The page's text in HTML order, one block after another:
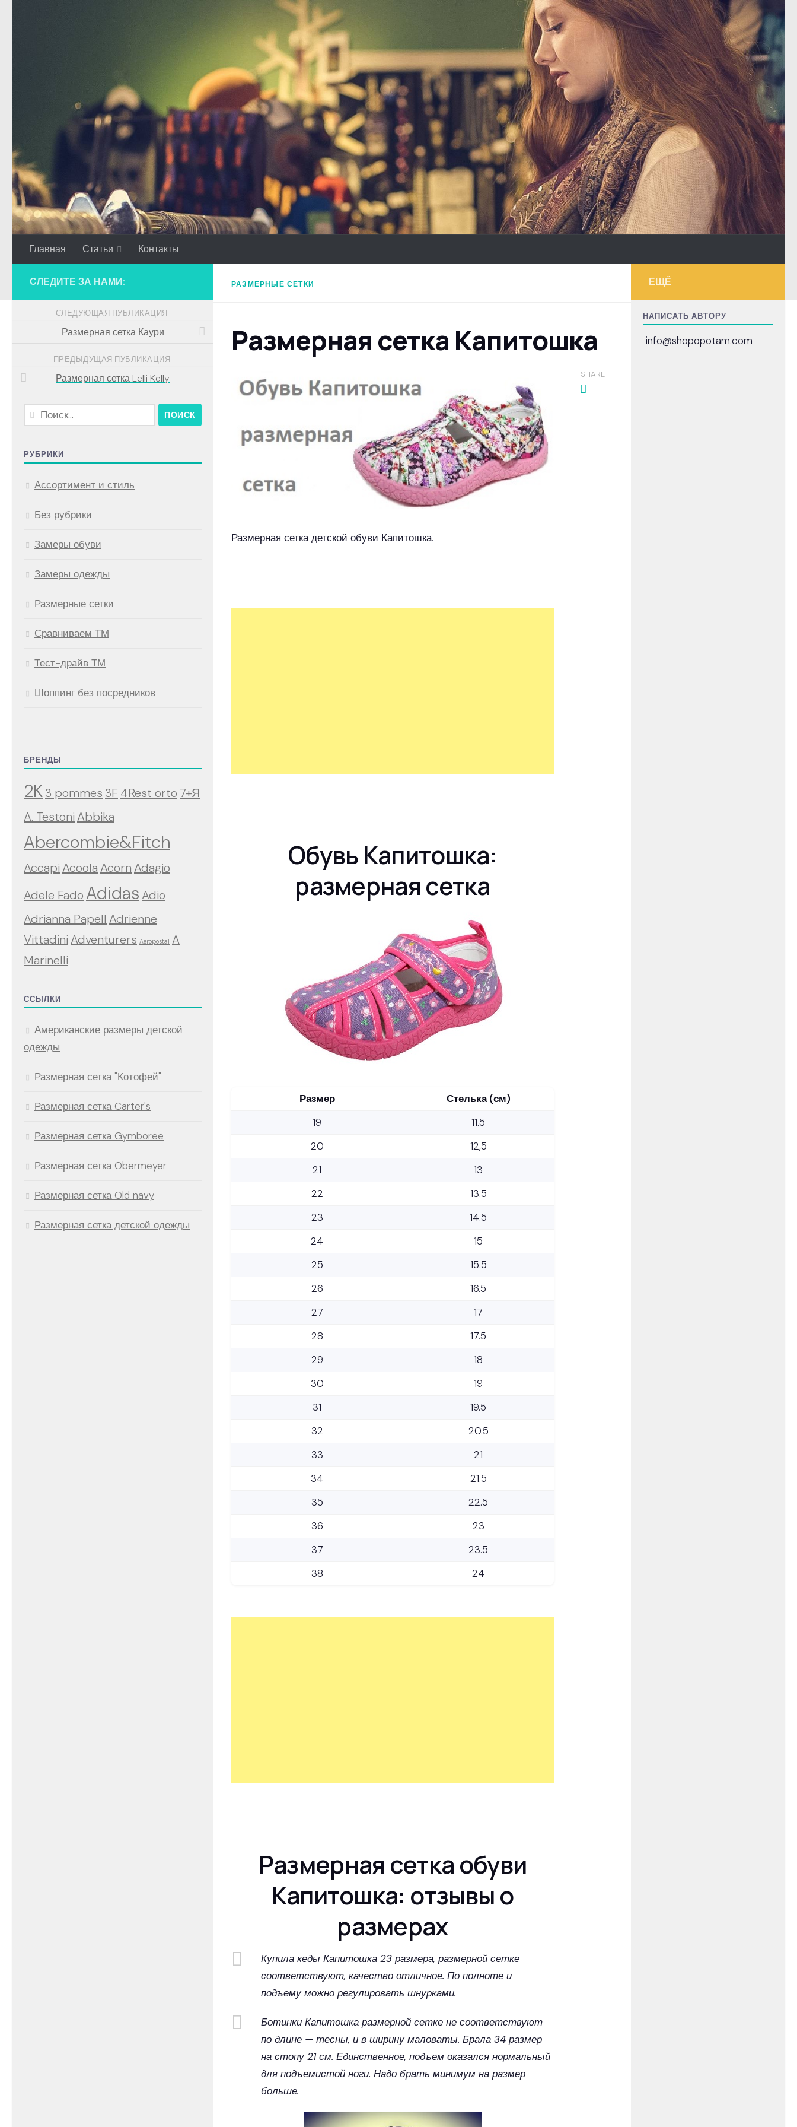
Главная Статьи Контакты
РАЗМЕРНЫЕ СЕТКИ
Размерная сетка Капитошка
Размерная сетка детской обуви Капитошка.
Обувь Капитошка:
размерная сетка
Размер
Стелька (см)
19
11.5
20
12,5
21
13
22
13.5
23
14.5
24
15
25
15.5
26
16.5
27
17
28
17.5
29
18
30
19
31
19.5
32
20.5
33
21
34
21.5
35
22.5
36
23
37
23.5
38
24
Размерная сетка обуви
Капитошка: отзывы о
размерах
Купила кеды Капитошка 23 размера, размерной сетке
соответствуют, качество отличное. По полноте и
подъему можно регулировать шнурками.
Ботинки Капитошка размерной сетке не соответствуют
по длине — тесны, и в ширину маловаты. Брала 34 размер
на стопу 21 см. Единственное, подъем оказался нормальный
для подъемистой ноги. Надо брать минимум на размер
больше.
SHARE
СЛЕДИТЕ ЗА НАМИ:
СЛЕДУЮЩАЯ ПУБЛИКАЦИЯ
Размерная сетка Каури
ПРЕДЫДУЩАЯ ПУБЛИКАЦИЯ
Размерная сетка Lelli Kelly
Найти:
РУБРИКИ
Ассортимент и стиль
Без рубрики
Замеры обуви
Замеры одежды
Размерные сетки
Сравниваем ТМ
Тест-драйв ТМ
Шоппинг без посредников
БРЕНДЫ
2K3 pommes3F 4Rest orto 7+Я
A. Testoni Abbika
Abercombie&Fitch
Accapi Acoola Acorn Adagio
Adele Fado Adidas Adio
Adrianna Papell Adrienne
Vittadini Adventurers Aeropostal A
Marinelli
ССЫЛКИ
Американские размеры детской
одежды
Размерная сетка "Котофей"
Размерная сетка Carter's
Размерная сетка Gymboree
Размерная сетка Obermeyer
Размерная сетка Old navy
Размерная сетка детской одежды
ЕЩЁ
НАПИСАТЬ АВТОРУ
info@shopopotam.com